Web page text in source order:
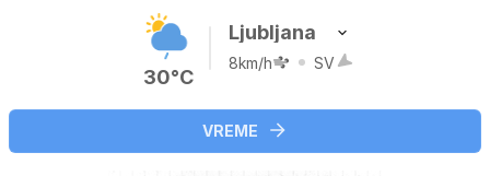
30°C
Ljubljana
8km/h SV
VREME